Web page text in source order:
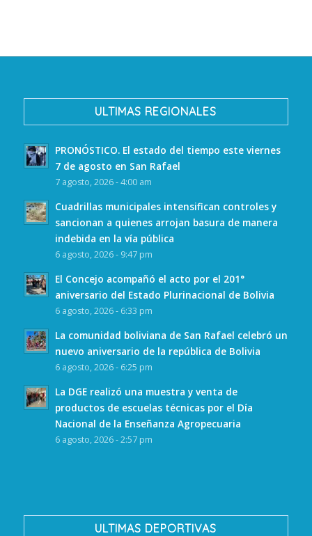
ULTIMAS REGIONALES
PRONÓSTICO. El estado del tiempo este viernes
7 de agosto en San Rafael
7 agosto, 2026 - 4:00 am
Cuadrillas municipales intensifican controles y
sancionan a quienes arrojan basura de manera
indebida en la vía pública
6 agosto, 2026 - 9:47 pm
El Concejo acompañó el acto por el 201°
aniversario del Estado Plurinacional de Bolivia
6 agosto, 2026 - 6:33 pm
La comunidad boliviana de San Rafael celebró un
nuevo aniversario de la república de Bolivia
6 agosto, 2026 - 6:25 pm
La DGE realizó una muestra y venta de
productos de escuelas técnicas por el Día
Nacional de la Enseñanza Agropecuaria
6 agosto, 2026 - 2:57 pm
ULTIMAS DEPORTIVAS